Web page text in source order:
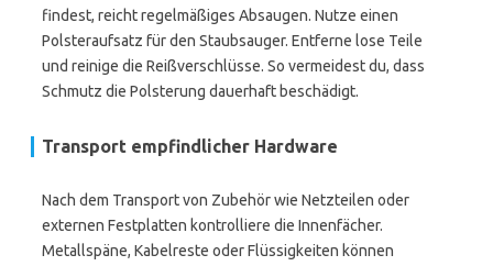
findest, reicht regelmäßiges Absaugen. Nutze einen
Polsteraufsatz für den Staubsauger. Entferne lose Teile
und reinige die Reißverschlüsse. So vermeidest du, dass
Schmutz die Polsterung dauerhaft beschädigt.
Transport empfindlicher Hardware
Nach dem Transport von Zubehör wie Netzteilen oder
externen Festplatten kontrolliere die Innenfächer.
Metallspäne, Kabelreste oder Flüssigkeiten können